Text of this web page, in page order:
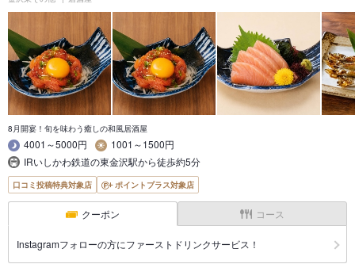
8月開宴！旬を味わう癒しの和風居酒屋
4001～5000円
1001～1500円
IRいしかわ鉄道の東金沢駅から徒歩約5分
口コミ投稿特典対象店 ポイントプラス対象店
クーポン コース
Instagramフォローの方にファーストドリンクサービス！